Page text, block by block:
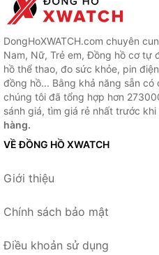
DongHoXWATCH.com chuyên
Nam, Nữ, Trẻ em, Đồng hồ cơ tự
hồ thể thao, đo sức khỏe, pin
đồng hồ... Bằng khả năng sẵn
chúng tôi đã tổng hợp hơn
sánh giá, tìm giá rẻ nhất trước khi
hàng.
VỀ ĐỒNG HỒ XWATCH
Giới thiệu
Chính sách bảo mật
Điều khoản sử dụng